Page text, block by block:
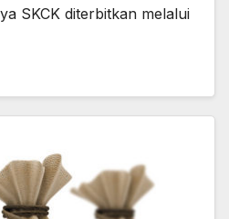
SKCK diterbitkan melalui